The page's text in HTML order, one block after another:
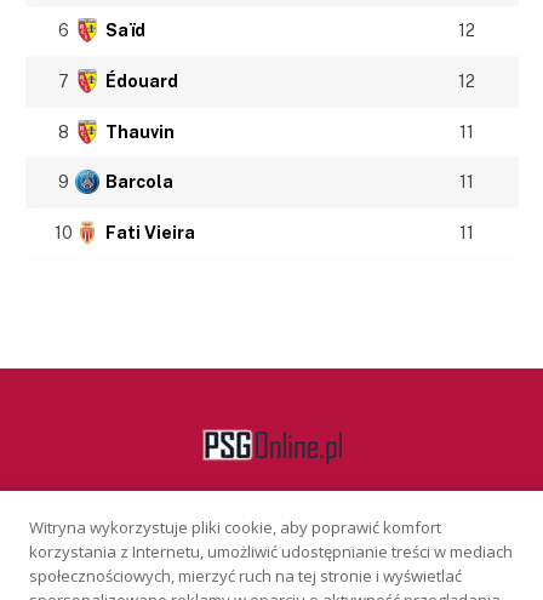
6 Saïd 12
7 Édouard 12
8 Thauvin 11
9 Barcola 11
10 Fati Vieira 11
Facebook
Witryna wykorzystuje pliki cookie, aby poprawić komfort
korzystania z Internetu, umożliwić udostępnianie treści w mediach
społecznościowych, mierzyć ruch na tej stronie i wyświetlać